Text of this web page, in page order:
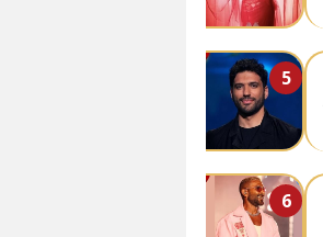
5
6